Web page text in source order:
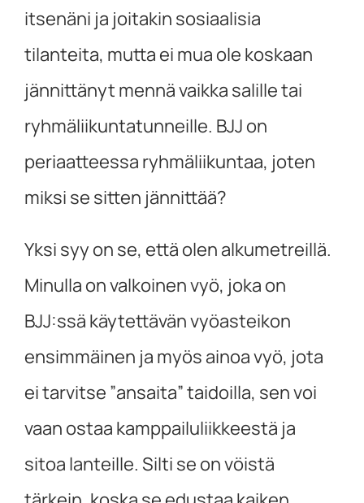
itsenäni ja joitakin sosiaalisia
tilanteita, mutta ei mua ole koskaan
jännittänyt mennä vaikka salille tai
ryhmäliikuntatunneille. BJJ on
periaatteessa ryhmäliikuntaa, joten
miksi se sitten jännittää?
Yksi syy on se, että olen alkumetreillä.
Minulla on valkoinen vyö, joka on
BJJ:ssä käytettävän vyöasteikon
ensimmäinen ja myös ainoa vyö, jota
ei tarvitse ”ansaita” taidoilla, sen voi
vaan ostaa kamppailuliikkeestä ja
sitoa lanteille. Silti se on vöistä